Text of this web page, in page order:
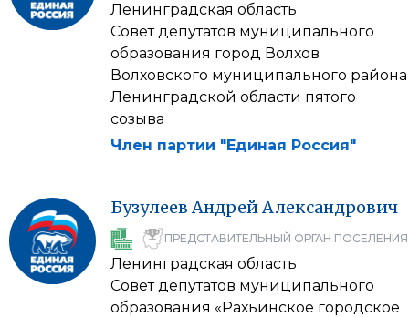
Ленинградская область
Совет депутатов муниципального
образования город Волхов
Волховского муниципального района
Ленинградской области пятого
созыва
Член партии "Единая Россия"
Бузулеев АндрейАлександрович
ПРЕДСТАВИТЕЛЬНЫЙ ОРГАН ПОСЕЛЕНИЯ
Ленинградская область
Совет депутатов муниципального
образования «Рахьинское городское